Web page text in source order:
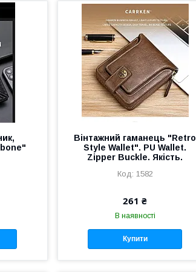
Вінтажний гаманець "Retro
Style Wallet". PU Wallet.
Zipper Buckle. Якість.
1582
261 ₴
В наявності
Купити